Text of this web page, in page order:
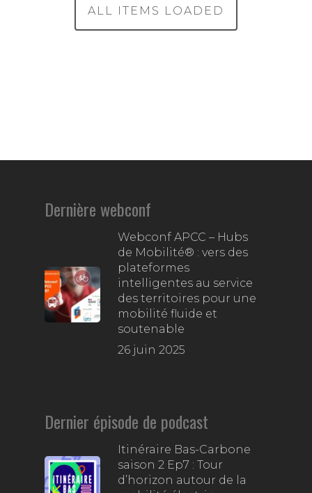
ALL ITEMS LOADED
Dernière webconf
Webconf APCC – Hubs
de Mobilité® : vers des
plateformes
intelligentes au service
des territoires pour une
mobilité fluide et
soutenable
26 juin 2025
Dernier épisode de podcast
Itinéraire Bas-Carbone
saison 2 Ep7 : Tour
d’horizon autour de la